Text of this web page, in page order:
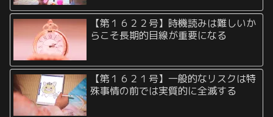
【第１６２２号】時機読みは難しいか
らこそ長期的目線が重要になる
【第１６２１号】一般的なリスクは特
殊事情の前では実質的に全滅する